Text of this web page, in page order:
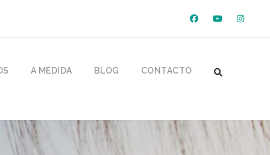
A MEDIDA BLOG CONTACTO